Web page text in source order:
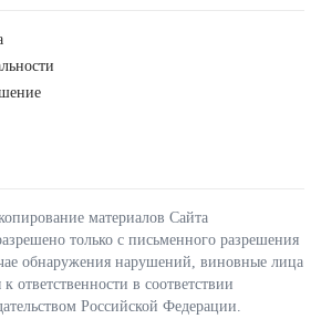
материалов Сайта
только с письменного разрешения
обнаружения нарушений, виновные лица
ответственности в соответствии
Российской Федерации.